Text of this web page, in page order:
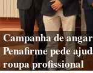
Campanha de
Penafirme pede
roupa profissional